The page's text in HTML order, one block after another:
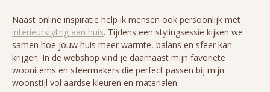
Naast online inspiratie help ik mensen ook persoonlijk met
interieurstyling aan huis. Tijdens een stylingsessie kijken we
samen hoe jouw huis meer warmte, balans en sfeer kan
krijgen. In de webshop vind je daarnaast mijn favoriete
woonitems en sfeermakers die perfect passen bij mijn
woonstijl vol aardse kleuren en materialen.